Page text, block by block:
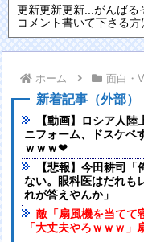
更新更新更新...がんばる
コメント書いて下さる
ホーム 面白・
新着記事（外部）
【動画】ロシア人
ニフォーム、ドスケベ
ｗｗｗ❤
【悲報】今田耕司
ない。眼科医はだれも
れが答えやんか」
敵「扇風機を当てて
「大丈夫やろｗｗｗ」